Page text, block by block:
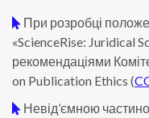
При розробці
«ScienceRise: Juridical
рекомендаціями
on Publication Ethics (
Невід’ємною